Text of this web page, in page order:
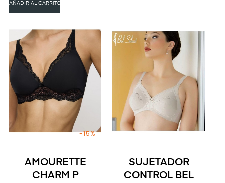
AÑADIR AL CARRITO
AMOURETTE
CHARM P
-15%
SUJETADOR
CONTROL BEL